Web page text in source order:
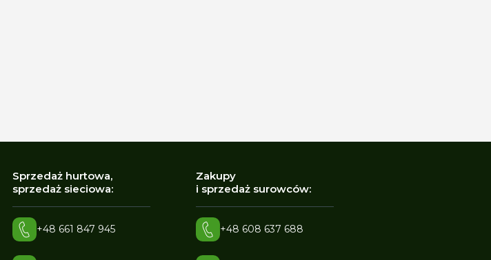
Sprzedaż hurtowa,
sprzedaż sieciowa:
+48 661 847 945
Zakupy
i sprzedaż surowców:
+48 608 637 688